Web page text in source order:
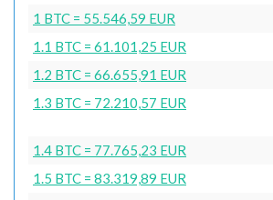
1 BTC = 55.546,59 EUR
1.1 BTC = 61.101,25 EUR
1.2 BTC = 66.655,91 EUR
1.3 BTC = 72.210,57 EUR
1.4 BTC = 77.765,23 EUR
1.5 BTC = 83.319,89 EUR